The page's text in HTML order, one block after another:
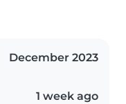
December 2023
1 week ago